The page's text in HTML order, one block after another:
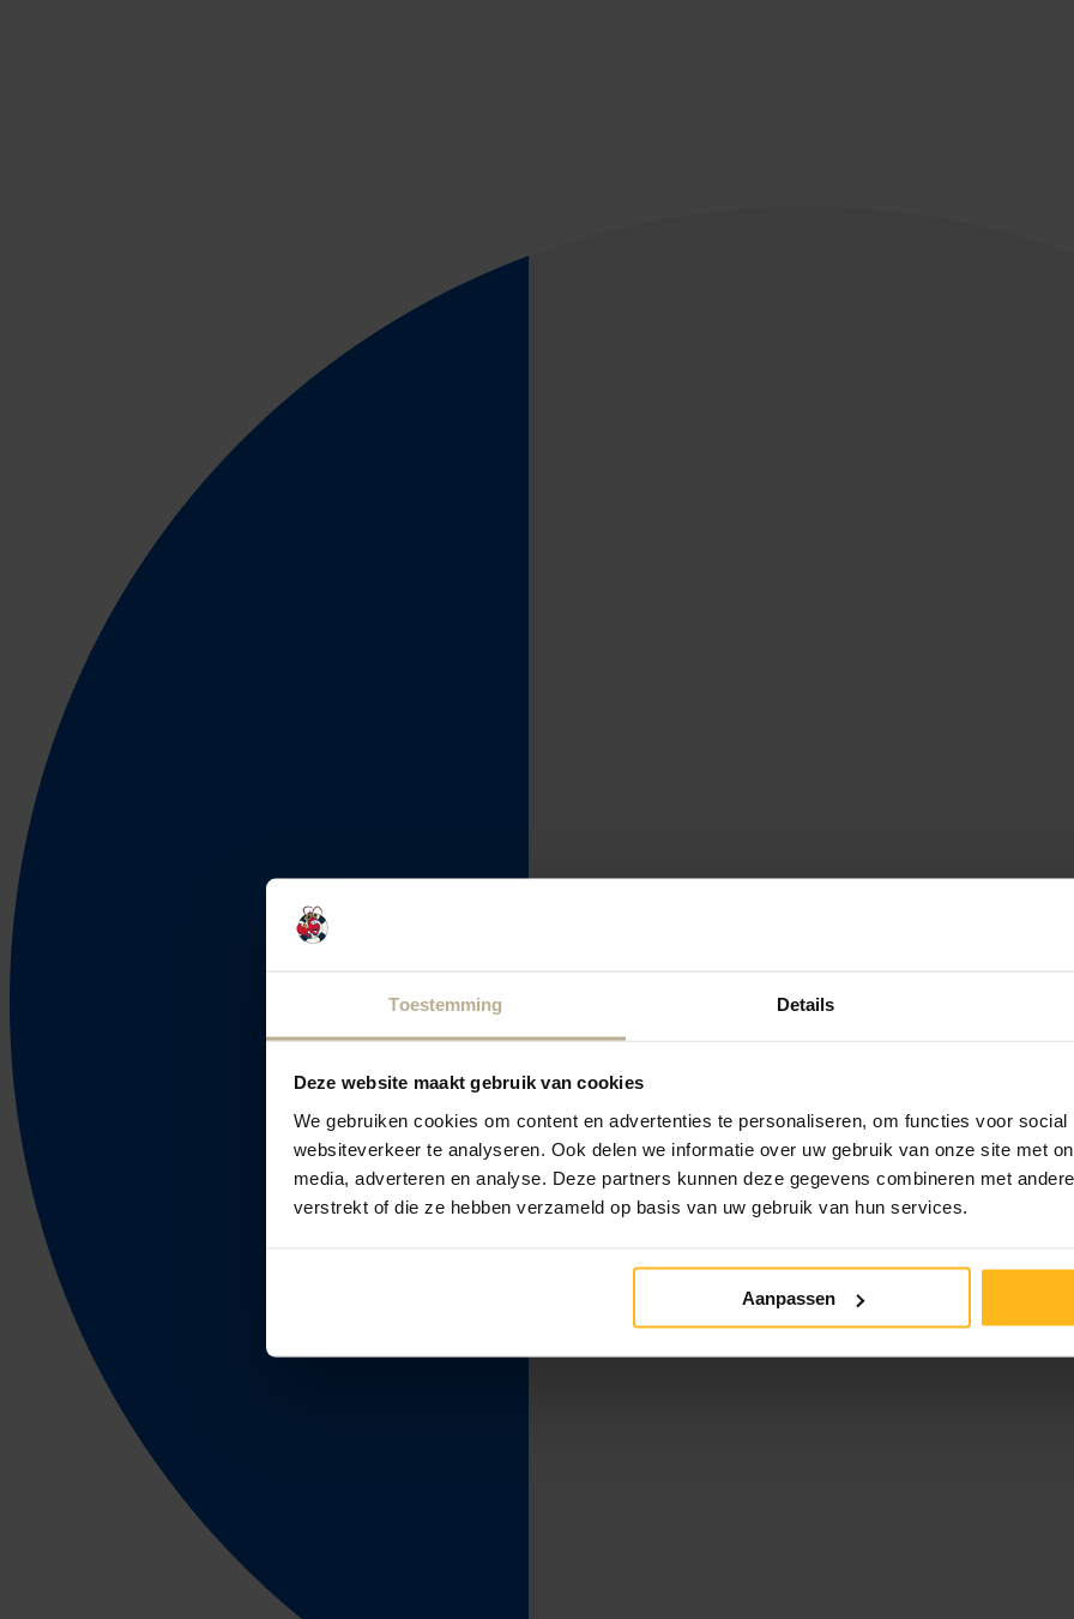
Toestemming Details
Deze website maakt gebruik van cookies
We gebruiken cookies om content en advertenties te personaliseren, om functies voor
websiteverkeer te analyseren. Ook delen we informatie over uw gebruik van onze site met
media, adverteren en analyse. Deze partners kunnen deze gegevens combineren met
verstrekt of die ze hebben verzameld op basis van uw gebruik van hun services.
Aanpassen